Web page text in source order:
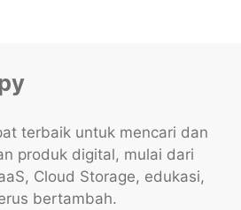
terbaik untuk mencari dan
produk digital, mulai dari
Cloud Storage, edukasi,
bertambah.